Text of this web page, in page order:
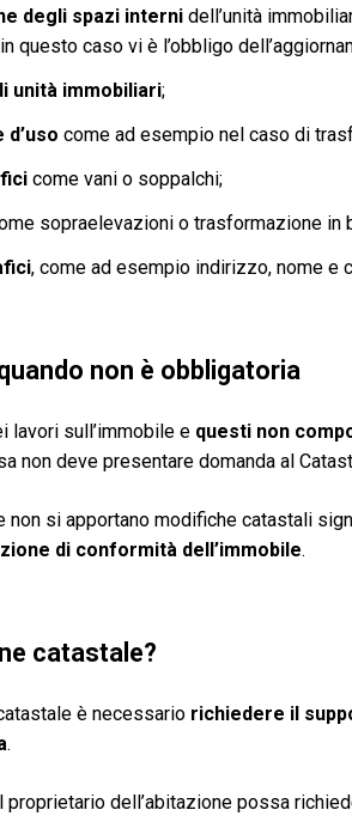
degli spazi internidell’unità
questo caso vi è l’obbligo
unità immobiliari;
come ad esempio nel caso di
come vani o soppalchi;
sopraelevazioni o trasformazione in
, come ad esempio indirizzo, nome e
non è obbligatoria
lavori sull’immobile e questi non
non deve presentare domanda al
non si apportano modifiche catastali
di conformità dell’immobile.
catastale?
è necessario richiedere il
.
dell’abitazione possa